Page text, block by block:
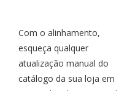
Com o alinhamento,
esqueça qualquer
atualização manual do
catálogo da sua loja em